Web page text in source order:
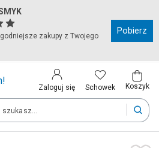
zakupy z Twojego
Pobierz
Zaloguj się Schowek Koszyk
i język
na teren wybranego kraju.